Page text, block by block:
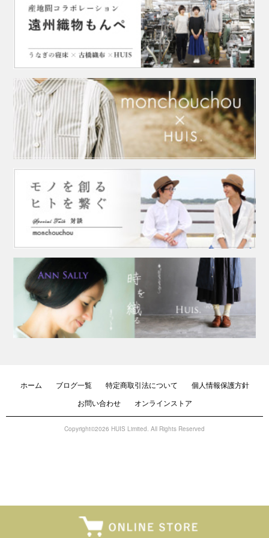
ホーム ブログ一覧 特定商取引法について
個人情報保護方針
お問い合わせ
オンラインストア
Copyright©2026 HUIS Limited. All Rights Reserved